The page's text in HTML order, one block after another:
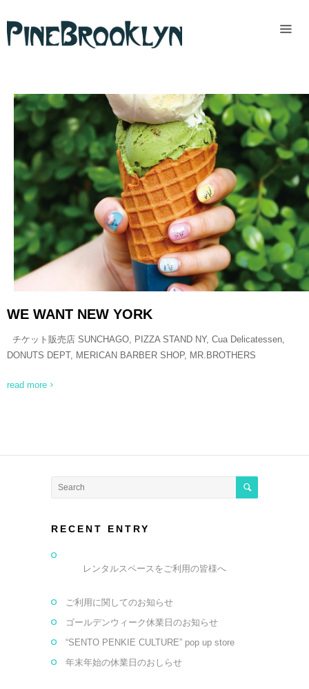
READ MORE
WE WANT NEW YORK
チケット販売店 SUNCHAGO, PIZZA STAND NY, Cua Delicatessen,
DONUTS DEPT, MERICAN BARBER SHOP, MR.BROTHERS
read more
RECENT ENTRY
レンタルスペースをご利用の皆様へ
ご利用に関してのお知らせ
ゴールデンウィーク休業日のお知らせ
“SENTO PENKIE CULTURE” pop up store
年末年始の休業日のおしらせ
Home
Past
access